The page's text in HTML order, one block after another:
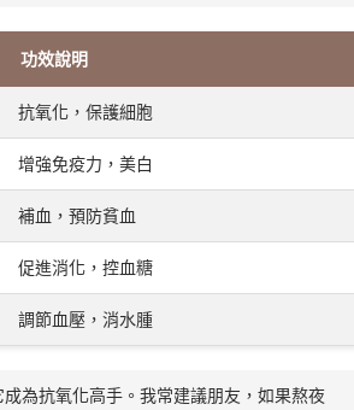
功效說明
抗氧化，保護細胞
增強免疫力，美白
補血，預防貧血
促進消化，控血糖
調節血壓，消水腫
為抗氧化高手。我常建議朋友，如果熬夜